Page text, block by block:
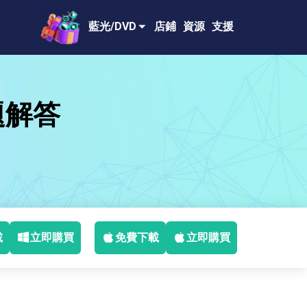
藍光/DVD 店鋪 資源 支援
答
立即購買 免費下載 立即購買